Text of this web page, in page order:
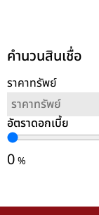
คำนวนสินเชื่อ
ราคาทรัพย์
อัตราดอกเบี้ย
0%